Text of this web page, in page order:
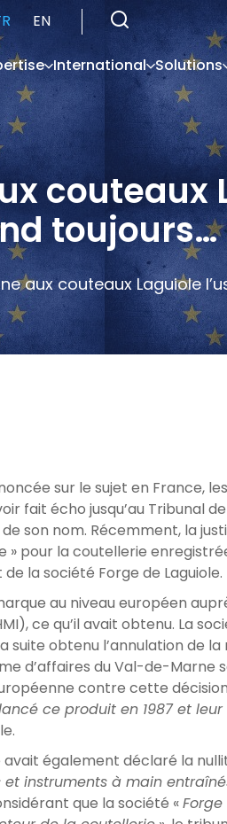
EN
International Solutions
toujours…
aux couteaux Laguiole
sur le sujet en France, les
fait écho jusqu’au Tribunal de
son nom. Récemment, la
» pour la coutellerie
la société Forge de Laguiole.
au niveau européen
ce qu’il avait obtenu. La
suite obtenu l’annulation de la
d’affaires du Val-de-Marne
contre cette décision.
ce produit en 1987 et leur
avait également déclaré la
et instruments à main
que la société «